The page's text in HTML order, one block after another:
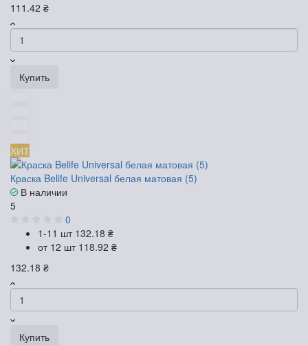
111.42 ₴
Купить
ХИТ
Краска Belife Universal белая матовая (5)
В наличии
5
0
1-11 шт 132.18 ₴
от 12 шт 118.92 ₴
132.18 ₴
Купить